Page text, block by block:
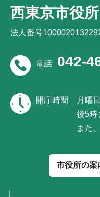
西東京市役所
法人番号
電話 042-
開庁時間
月曜
後5時
また
市役所の案